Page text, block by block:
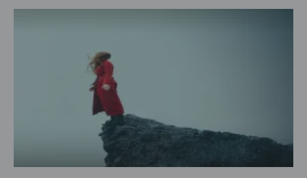
Événement
Palais Garnier
Philharmonie de Paris
Studio Bastille